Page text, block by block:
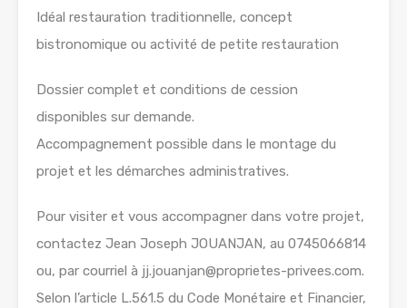
Idéal restauration traditionnelle, concept
bistronomique ou activité de petite restauration
Dossier complet et conditions de cession
disponibles sur demande.
Accompagnement possible dans le montage du
projet et les démarches administratives.
Pour visiter et vous accompagner dans votre projet,
contactez Jean Joseph JOUANJAN, au 0745066814
ou, par courriel à jj.jouanjan@proprietes-privees.com.
Selon l’article L.561.5 du Code Monétaire et Financier,